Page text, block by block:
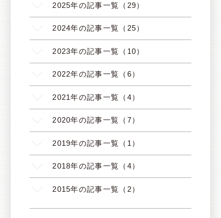
2025年の記事一覧（29）
2024年の記事一覧（25）
2023年の記事一覧（10）
2022年の記事一覧（6）
2021年の記事一覧（4）
2020年の記事一覧（7）
2019年の記事一覧（1）
2018年の記事一覧（4）
2015年の記事一覧（2）